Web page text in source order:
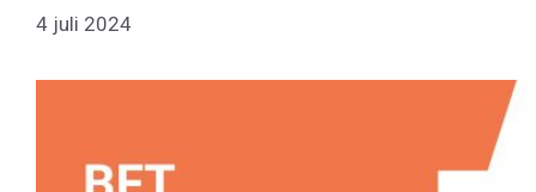
4 juli 2024